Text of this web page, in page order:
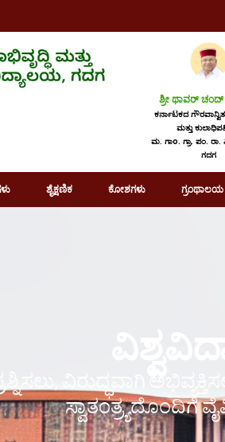
ಶ್ರೀ ಥಾವರ್
ಕರ್ನಾಟಕದ ಗೌರವಾನ್ವಿತ
ಮತ್ತು
ಮ. ಗಾo. ಗ್ರಾ. ಪಂ. ರಾ.
ಗದಗ
ಶೈಕ್ಷಣಿಕ ಕೋಶಗಳು ಗ್ರಂಥಾಲಯ